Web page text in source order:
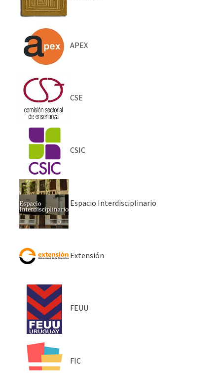
APEX
CSE
CSIC
Espacio Interdisciplinario
Extensión
FEUU
FIC